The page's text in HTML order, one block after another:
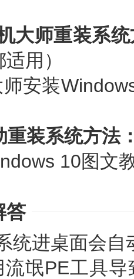
大师重装系
用）
装
重装系统方法
10图文
答
统进桌面会
PE工具导